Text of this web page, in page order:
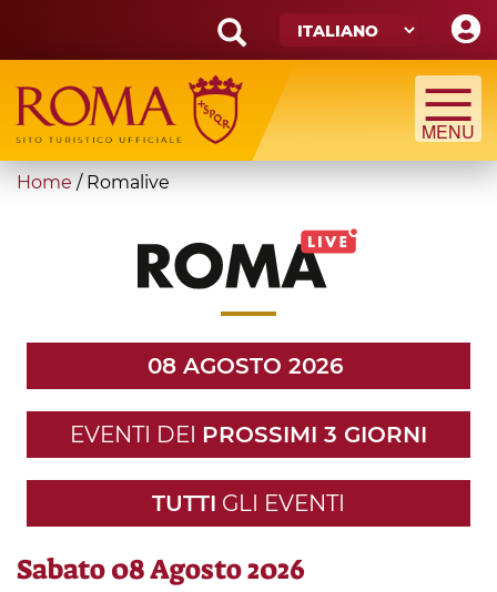
main
content
Search
form
Cerca
You
Home / Romalive
08 AGOSTO 2026
EVENTI DEI PROSSIMI 3 GIORNI
TUTTI GLI EVENTI
Sabato 08 Agosto 2026